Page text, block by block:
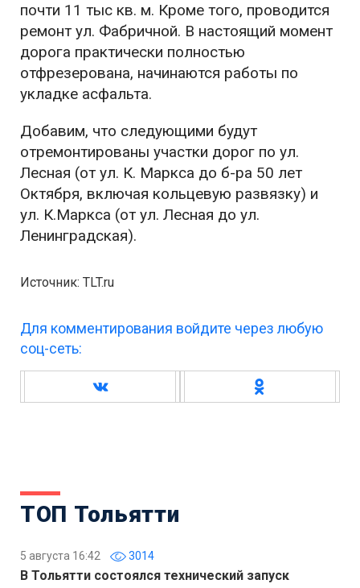
почти 11 тыс кв. м. Кроме того, проводится
ремонт ул. Фабричной. В настоящий момент
дорога практически полностью
отфрезерована, начинаются работы по
укладке асфальта.
Добавим, что следующими будут
отремонтированы участки дорог по ул.
Лесная (от ул. К. Маркса до б-ра 50 лет
Октября, включая кольцевую развязку) и
ул. К.Маркса (от ул. Лесная до ул.
Ленинградская).
Источник: TLT.ru
Для комментирования войдите через любую
соц-сеть:
ТОП Тольятти
5 августа 16:42 3014
В Тольятти состоялся технический запуск